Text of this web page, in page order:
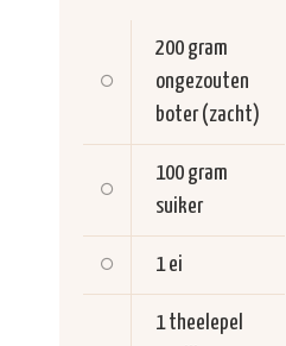
200 gram
ongezouten
boter (zacht)
100 gram
suiker
1 ei
1 theelepel